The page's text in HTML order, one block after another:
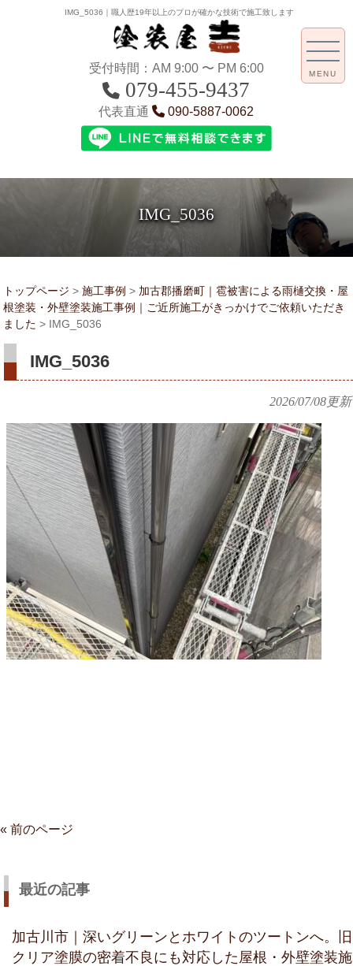
IMG_5036｜職人歴19年以上のプロが確かな技術で施工致します
受付時間：AM 9:00 〜 PM 6:00
079-455-9437
代表直通 090-5887-0062
IMG_5036
MENU
トップページ > 施工事例 > 加古郡播磨町｜雹被害による雨樋交換・屋
根塗装・外壁塗装施工事例｜ご近所施工がきっかけでご依頼いただき
ました > IMG_5036
IMG_5036
2026/07/08更新
« 前のページ
最近の記事
加古川市｜深いグリーンとホワイトのツートンへ。旧
クリア塗膜の密着不良にも対応した屋根・外壁塗装施